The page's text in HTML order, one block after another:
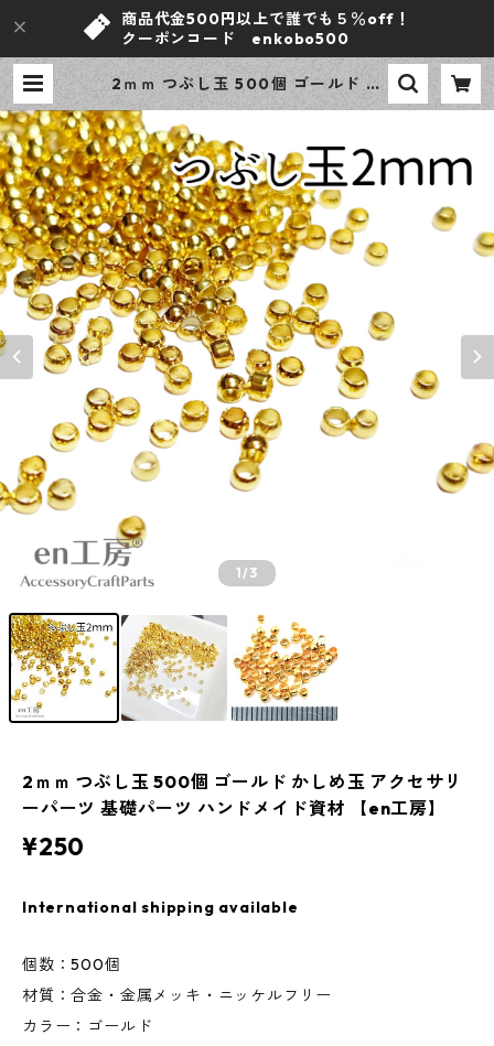
商品代金500円以上で誰でも５％off！
クーポンコード enkobo500
2ｍｍ つぶし玉 500個 ゴールド か
しめ玉 アクセサリーパーツ 基礎パ
ーツ ハンドメイド資材 【en工房】
| ｅｎ工房
1/3
2ｍｍ つぶし玉 500個 ゴールド かしめ玉 アクセサリ
ーパーツ 基礎パーツ ハンドメイド資材 【en工房】
¥250
International shipping available
個数：500個
材質：合金・金属メッキ・ニッケルフリー
カラー：ゴールド